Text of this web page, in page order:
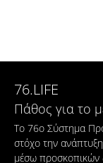
76.LIFE
Πάθος για το
Το 76ο Σύστημα
στόχο την
μέσω προσκοπικών